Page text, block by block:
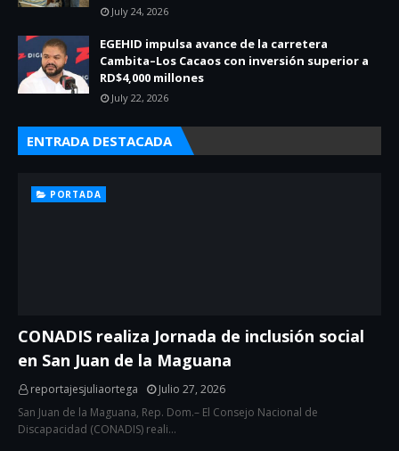
July 24, 2026
EGEHID impulsa avance de la carretera
Cambita–Los Cacaos con inversión superior a
RD$4,000 millones
July 22, 2026
ENTRADA DESTACADA
PORTADA
CONADIS realiza Jornada de inclusión social
en San Juan de la Maguana
reportajesjuliaortega
Julio 27, 2026
San Juan de la Maguana, Rep. Dom.– El Consejo Nacional de
Discapacidad (CONADIS) reali…